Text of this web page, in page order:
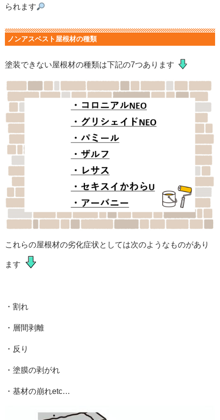
られます
ノンアスベスト屋根材の種類
塗装できない屋根材の種類は下記の7つあります
これらの屋根材の劣化症状としては次のようなものがあり
ます
・割れ
・層間剥離
・反り
・塗膜の剥がれ
・基材の崩れetc…